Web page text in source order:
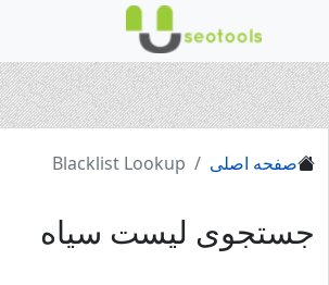
صفحه اصلی Blacklist Lookup
جستجوی لیست سیاه